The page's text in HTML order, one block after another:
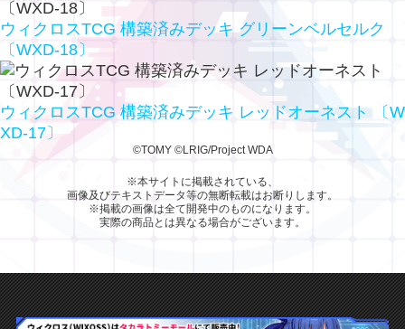
ウィクロスTCG 構築済みデッキ グリーンベルセルク
〔WXD-18〕
ウィクロスTCG 構築済みデッキ レッドオーネスト 〔W
XD-17〕
©TOMY ©LRIG/Project WDA
※本サイトに掲載されている、
画像及びテキストデータ等の無断転載はお断りします。
※掲載の画像は全て開発中のものになります。
実際の商品とは異なる場合がございます。